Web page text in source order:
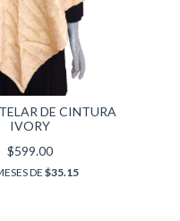
DE CINTURA
IVORY
$599.00
DE$35.15